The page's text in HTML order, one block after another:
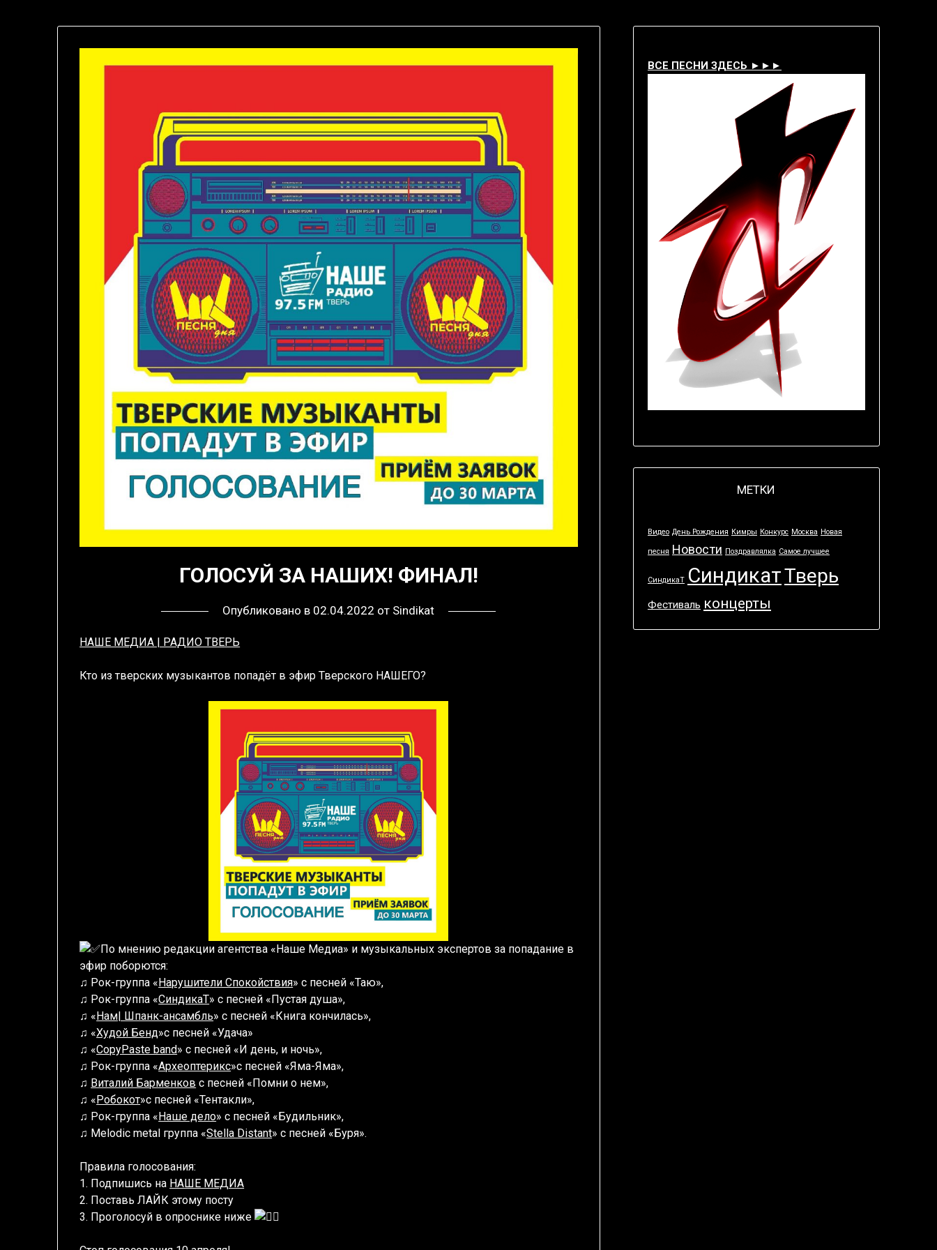
ГОЛОСУЙ ЗА НАШИХ! ФИНАЛ!
Опубликовано в 02.04.2022 от Sindikat
НАШЕ МЕДИА | РАДИО ТВЕРЬ
Кто из тверских музыкантов попадёт в эфир Тверского НАШЕГО?
По мнению редакции агентства «Наше Медиа» и музыкальных экспертов за попадание в
эфир поборются:
♫ Рок-группа «Нарушители Спокойствия» с песней «Таю»,
♫ Рок-группа «СиндикаТ» с песней «Пустая душа»,
♫ «Нам| Шпанк-ансамбль» с песней «Книга кончилась»,
♫ «Худой Бенд»с песней «Удача»
♫ «CopyPaste band» с песней «И день, и ночь»,
♫ Рок-группа «Археоптерикс»с песней «Яма-Яма»,
♫ Виталий Барменков с песней «Помни о нем»,
♫ «Робокот»с песней «Тентакли»,
♫ Рок-группа «Наше дело» с песней «Будильник»,
♫ Melodic metal группа «Stella Distant» c песней «Буря».
Правила голосования:
1. Подпишись на НАШЕ МЕДИА
2. Поставь ЛАЙК этому посту
3. Проголосуй в опроснике ниже
ВСЕ ПЕСНИ ЗДЕСЬ ►►►
МЕТКИ
Видео День Рождения Кимры Конкурс Москва Новая
песня Новости Поздравлялка Самое лучшее
СиндикаТ СиндикатТверь
Фестиваль концерты